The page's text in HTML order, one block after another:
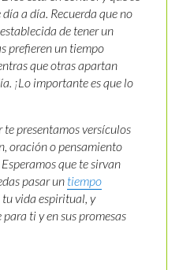
a día. Recuerda que no
de tener un
prefieren un tiempo
que otras apartan
¡Lo importante es que lo
presentamos versículos
oración o pensamiento
que te sirvan
pasar un tiempo
tu vida espiritual, y
ti y en sus promesas